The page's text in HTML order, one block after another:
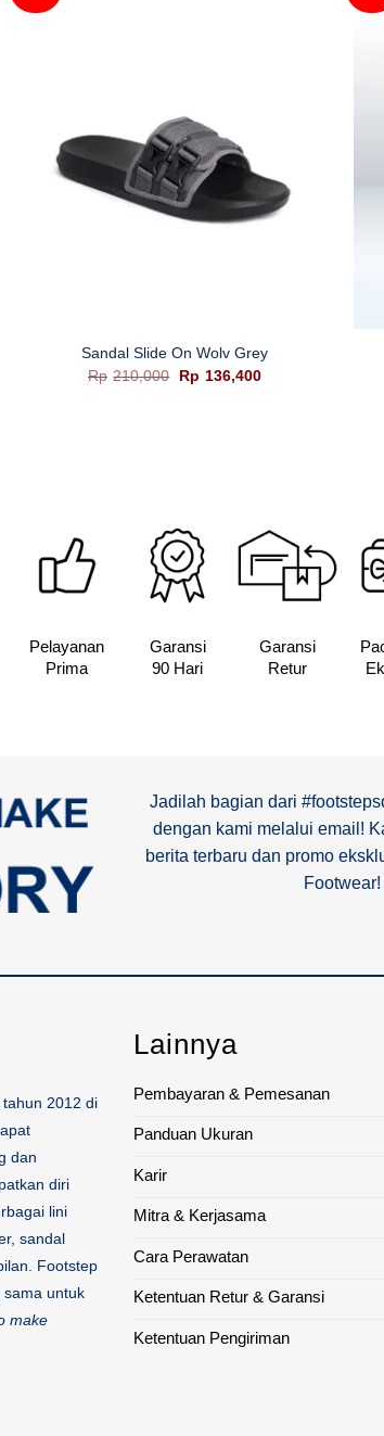
Sandal Slide On Wolv Grey
Rp 210,000
Harga
aslinya
Rp 136,400Harga
Pelayanan
Prima
Garansi
90 Hari
Garansi
Retur
Jadilah bagian dari
dengan kami melalui email!
berita terbaru dan promo
Footwear!
2012 di
dan
diri
lini
sandal
Footstep
sama untuk
make
Lainnya
Pembayaran & Pemesanan
Panduan Ukuran
Karir
Mitra & Kerjasama
Cara Perawatan
Ketentuan Retur & Garansi
Ketentuan Pengiriman